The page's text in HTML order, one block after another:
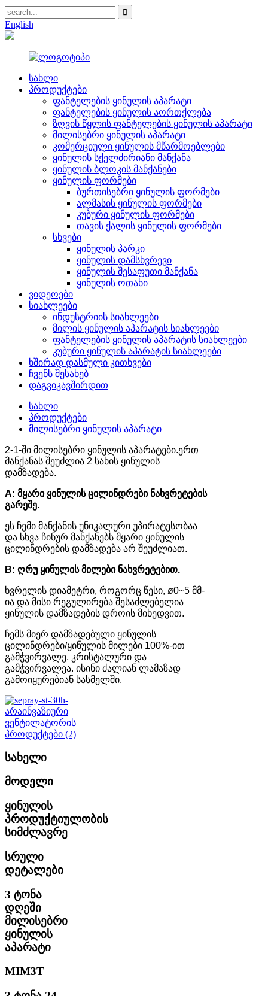
English
სახლი
პროდუქტები
ფანტელების ყინულის აპარატი
ფანტელების ყინულის აორთქლება
ზღვის წყლის ფანტელების ყინულის აპარატი
მილისებრი ყინულის აპარატი
კომერციული ყინულის მწარმოებლები
ყინულის სქელძირიანი მანქანა
ყინულის ბლოკის მანქანები
ყინულის ფორმები
ბურთისებრი ყინულის ფორმები
ალმასის ყინულის ფორმები
კუბური ყინულის ფორმები
თავის ქალის ყინულის ფორმები
სხვები
ყინულის პარკი
ყინულის დამსხვრევი
ყინულის შესაფუთი მანქანა
ყინულის ოთახი
ვიდეოები
სიახლეები
ინდუსტრიის სიახლეები
მილის ყინულის აპარატის სიახლეები
ფანტელების ყინულის აპარატის სიახლეები
კუბური ყინულის აპარატის სიახლეები
ხშირად დასმული კითხვები
ჩვენს შესახებ
დაგვიკავშირდით
სახლი
პროდუქტები
მილისებრი ყინულის აპარატი
2-1-ში მილისებრი ყინულის აპარატები.ერთ
მანქანას შეუძლია 2 სახის ყინულის
დამზადება.
A: მყარი ყინულის ცილინდრები ნახვრეტების
გარეშე.
ეს ჩემი მანქანის უნიკალური უპირატესობაა
და სხვა ჩინურ მანქანებს მყარი ყინულის
ცილინდრების დამზადება არ შეუძლიათ.
B: ღრუ ყინულის მილები ნახვრეტებით.
ხვრელის დიამეტრი, როგორც წესი, ø0~5 მმ-
ია და მისი რეგულირება შესაძლებელია
ყინულის დამზადების დროის მიხედვით.
ჩემს მიერ დამზადებული ყინულის
ცილინდრები/ყინულის მილები 100%-ით
გამჭვირვალე, კრისტალური და
გამჭვირვალეა. ისინი ძალიან ლამაზად
გამოიყურებიან სასმელში.
სახელი
მოდელი
ყინულის
პროდუქტიულობის
სიმძლავრე
სრული
დეტალები
3 ტონა
დღეში
მილისებრი
ყინულის
აპარატი
MIM3T